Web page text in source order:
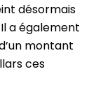
désormais
a également
montant
ces